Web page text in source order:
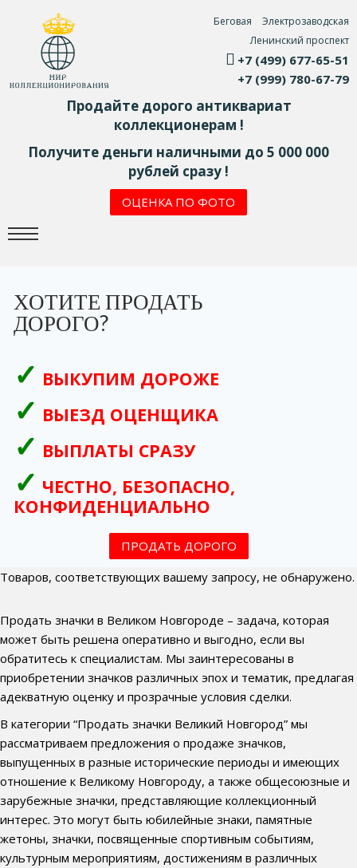
Беговая
Электрозаводская
Ленинский проспект
+7 (499) 677-65-51
+7 (999) 780-67-79
Продайте дорого антиквариат
коллекционерам !
Получите деньги наличными до 5 000 000
рублей сразу !
ОЦЕНКА ПО ФОТО
ХОТИТЕ ПРОДАТЬ
ДОРОГО?
ВЫКУПИМ ДОРОЖЕ
ВЫЕЗД ОЦЕНЩИКА
ВЫПЛАТЫ СРАЗУ
ЧЕСТНО, БЕЗОПАСНО,
КОНФИДЕНЦИАЛЬНО
ПРОДАТЬ ДОРОГО
Товаров, соответствующих вашему запросу, не обнаружено.
Продать значки в Великом Новгороде – задача, которая
может быть решена оперативно и выгодно, если вы
обратитесь к специалистам. Мы заинтересованы в
приобретении значков различных эпох и тематик, предлагая
адекватную оценку и прозрачные условия сделки.
В категории “Продать значки Великий Новгород” мы
рассматриваем предложения о продаже значков,
выпущенных в разные исторические периоды и имеющих
отношение к Великому Новгороду, а также общесоюзные и
зарубежные значки, представляющие коллекционный
интерес. Это могут быть юбилейные знаки, памятные
жетоны, значки, посвященные спортивным событиям,
культурным мероприятиям, достижениям в различных